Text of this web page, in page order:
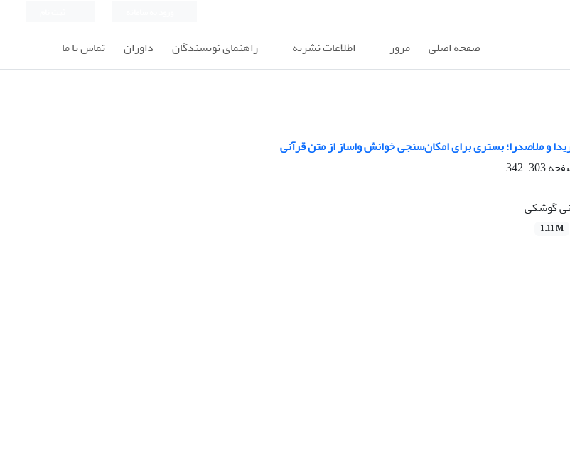
صفحه اصلی مرور اطلاعات نشریه راهنمای نویسندگان داوران تماس با ما
و ملاصدرا؛ بستری برای امکان‌سنجی خوانش واساز از متن قرآنی
303-342
گوشکی
1.11 M